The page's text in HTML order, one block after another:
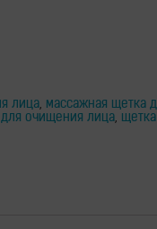
лица, массажная щетка
очищения лица,